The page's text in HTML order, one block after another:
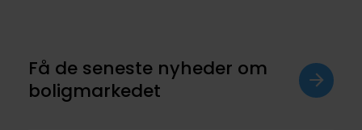
Få de seneste nyheder om
boligmarkedet